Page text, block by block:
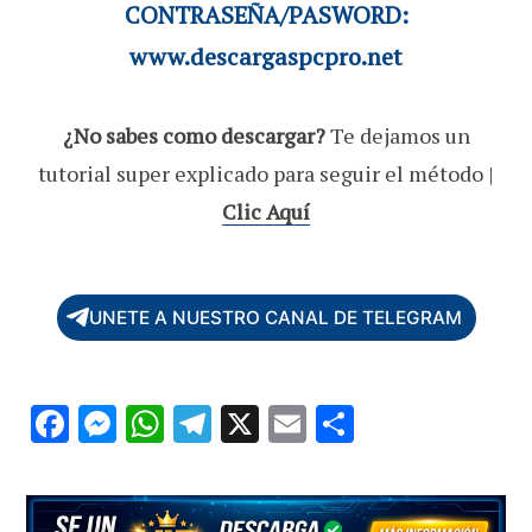
CONTRASEÑA/PASWORD:
www.descargaspcpro.net
¿No sabes como descargar?Te dejamos un
tutorial super explicado para seguir el método |
Clic Aquí
UNETE A NUESTRO CANAL DE TELEGRAM
F
e
M
se
W
at
T
e
X E
ai m